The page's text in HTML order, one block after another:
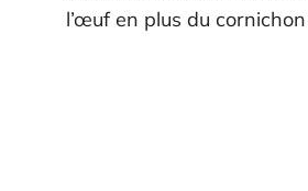
l’œuf en plus du